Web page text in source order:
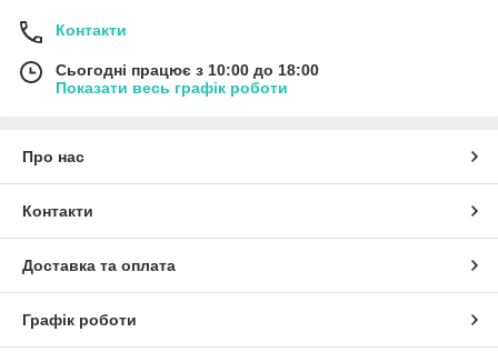
Контакти
Сьогодні працює з 10:00 до 18:00
Показати весь графік роботи
Про нас
Контакти
Доставка та оплата
Графік роботи